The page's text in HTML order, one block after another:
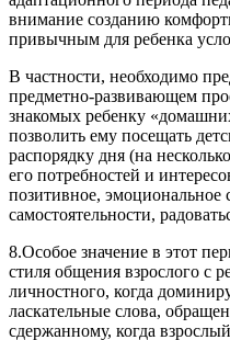
внимание созданию
привычным для ребенка
В частности, необходимо
предметно-развивающем
знакомых ребенку
позволить ему посещать
распорядку дня (на
его потребностей и
позитивное, эмоциональное
самостоятельности,
8.Особое значение в этот
стиля общения взрослого с
личностного, когда
ласкательные слова,
сдержанному, когда